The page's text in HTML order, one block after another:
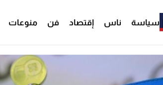
سياسة ناس إقتصاد فن منوعات